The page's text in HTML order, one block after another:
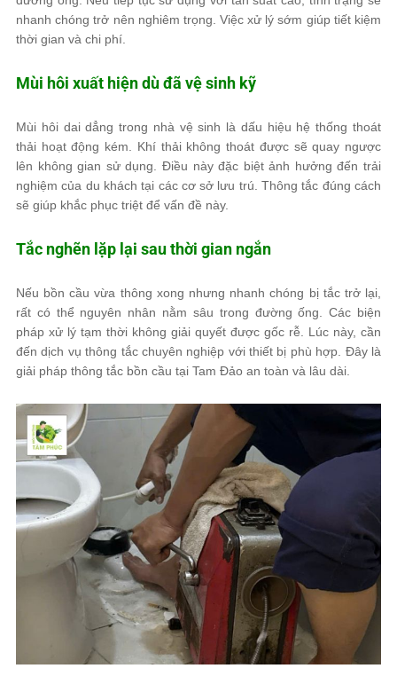
nhanh chóng trở nên nghiêm trọng. Việc xử lý sớm giúp tiết kiệm
thời gian và chi phí.
Mùi hôi xuất hiện dù đã vệ sinh kỹ
Mùi hôi dai dẳng trong nhà vệ sinh là dấu hiệu hệ thống thoát
thải hoạt động kém. Khí thải không thoát được sẽ quay ngược
lên không gian sử dụng. Điều này đặc biệt ảnh hưởng đến trải
nghiệm của du khách tại các cơ sở lưu trú. Thông tắc đúng cách
sẽ giúp khắc phục triệt để vấn đề này.
Tắc nghẽn lặp lại sau thời gian ngắn
Nếu bồn cầu vừa thông xong nhưng nhanh chóng bị tắc trở lại,
rất có thể nguyên nhân nằm sâu trong đường ống. Các biện
pháp xử lý tạm thời không giải quyết được gốc rễ. Lúc này, cần
đến dịch vụ thông tắc chuyên nghiệp với thiết bị phù hợp. Đây là
giải pháp thông tắc bồn cầu tại Tam Đảo an toàn và lâu dài.